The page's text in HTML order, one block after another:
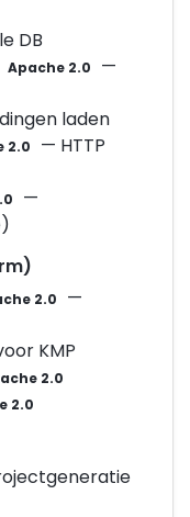
DB
Apache 2.0
—
laden
2.0
— HTTP
—
2.0
—
KMP
2.0
2.0